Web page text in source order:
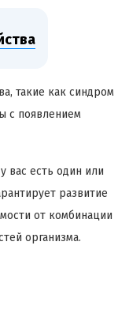
такие как синдром
с появлением
вас есть один или
развитие
от комбинации
организма.